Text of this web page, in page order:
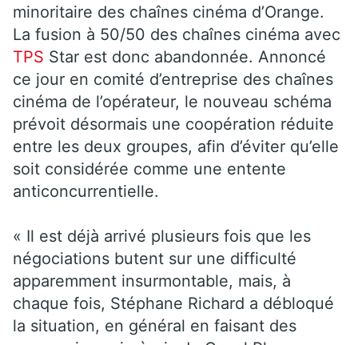
minoritaire des chaînes cinéma d’Orange.
La fusion à 50/50 des chaînes cinéma avec
TPS Star est donc abandonnée. Annoncé
ce jour en comité d’entreprise des chaînes
cinéma de l’opérateur, le nouveau schéma
prévoit désormais une coopération réduite
entre les deux groupes, afin d’éviter qu’elle
soit considérée comme une entente
anticoncurrentielle.
« Il est déjà arrivé plusieurs fois que les
négociations butent sur une difficulté
apparemment insurmontable, mais, à
chaque fois, Stéphane Richard a débloqué
la situation, en général en faisant des